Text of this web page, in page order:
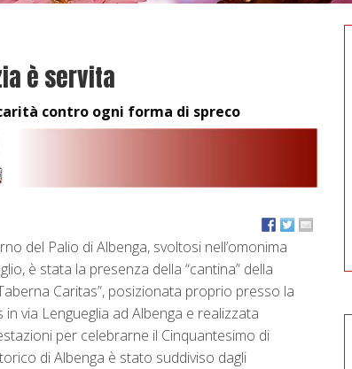
è servita
contro ogni forma di spreco
del Palio di Albenga, svoltosi nell’omonima
è stata la presenza della “cantina” della
Caritas”, posizionata proprio presso la
in via Lengueglia ad Albenga e realizzata
per celebrarne il Cinquantesimo di
di Albenga è stato suddiviso dagli